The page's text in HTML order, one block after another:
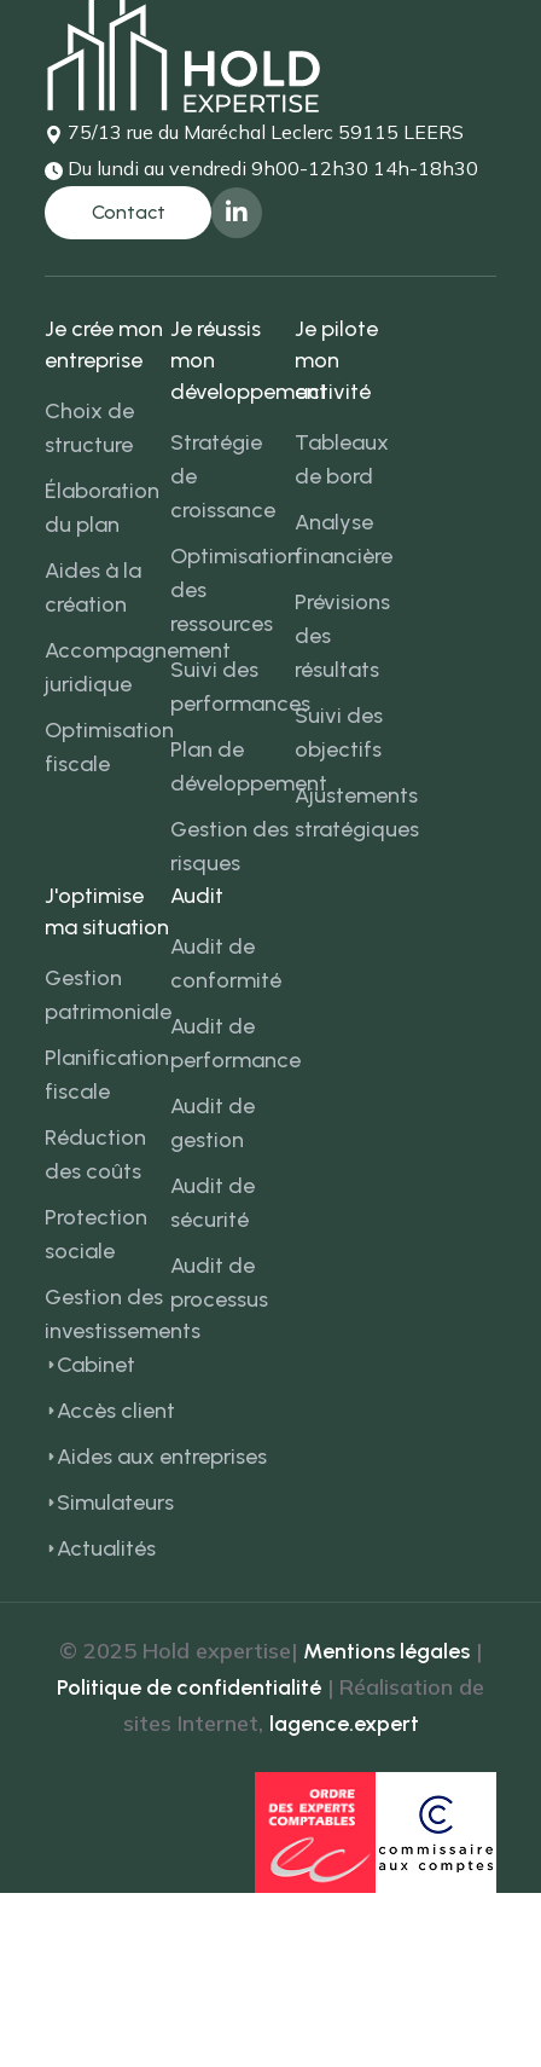
75/13 rue du Maréchal Leclerc 59115 LEERS
Du lundi au vendredi9h00-12h30 14h-18h30
Je crée mon
entreprise
Choix de
structure
Élaboration
du plan
Aides à la
création
Accompagnement
juridique
Optimisation
fiscale
Je réussis
mon
développement
Stratégie
de
croissance
Optimisation
des
ressources
Suivi des
performances
Plan de
développement
Gestion des
risques
Je pilote
mon
activité
Tableaux
de bord
Analyse
financière
Prévisions
des
résultats
Suivi des
objectifs
Ajustements
stratégiques
J'optimise
ma situation
Gestion
patrimoniale
Planification
fiscale
Réduction
des coûts
Protection
sociale
Gestion des
investissements
Audit
Audit de
conformité
Audit de
performance
Audit de
gestion
Audit de
sécurité
Audit de
processus
Cabinet
Accès client
Aides aux entreprises
Simulateurs
Actualités
© 2025 Hold expertise| Mentions légales |
Politique de confidentialité | Réalisation de
sites Internet, lagence.expert